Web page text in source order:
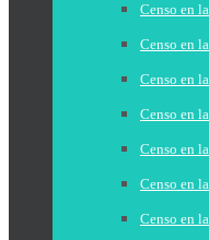
Censo en
Censo en
Censo en
Censo en
Censo en
Censo en
Censo en